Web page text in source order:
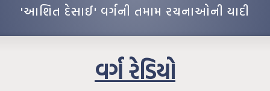
'આશિત દેસાઈ' વર્ગની તમામ રચનાઓની યાદી
વર્ગ રેડિયો